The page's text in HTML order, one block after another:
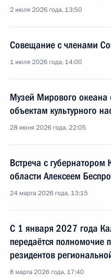
2 июля 2026 года, 13:50
Совещание с членами
1 июля 2026 года, 14:00
Музей Мирового океана
объектам культурного
28 июня 2026 года, 22:05
Встреча с губернатором
области Алексеем
24 марта 2026 года, 13:15
С 1 января 2027 года
передаётся полномочие
резидентов
8 марта 2026 года, 17:40